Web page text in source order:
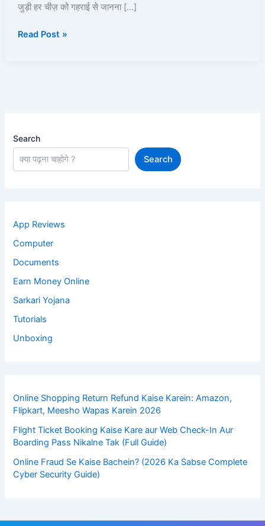
जुड़ी हर चीज़ को गहराई से जानना […]
Return,
Plus,
जानकारी
Read Post »
Search
Search
App Reviews
Computer
Documents
Earn Money Online
Sarkari Yojana
Tutorials
Unboxing
Online Shopping Return Refund Kaise Karein: Amazon,
Flipkart, Meesho Wapas Karein 2026
Flight Ticket Booking Kaise Kare aur Web Check-In Aur
Boarding Pass Nikalne Tak (Full Guide)
Online Fraud Se Kaise Bachein? (2026 Ka Sabse Complete
Cyber Security Guide)